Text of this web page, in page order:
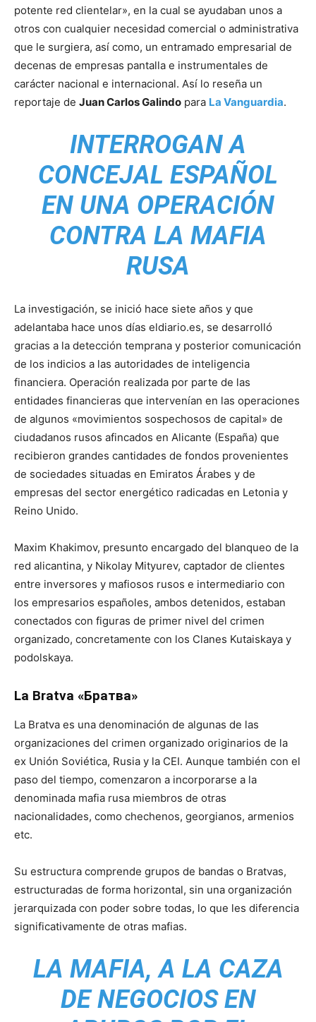
potente red clientelar», en la cual se ayudaban unos a
otros con cualquier necesidad comercial o administrativa
que le surgiera, así como, un entramado empresarial de
decenas de empresas pantalla e instrumentales de
carácter nacional e internacional. Así lo reseña un
reportaje de Juan Carlos Galindo para La Vanguardia.
INTERROGAN A
CONCEJAL ESPAÑOL
EN UNA OPERACIÓN
CONTRA LA MAFIA
RUSA
La investigación, se inició hace siete años y que
adelantaba hace unos días eldiario.es, se desarrolló
gracias a la detección temprana y posterior comunicación
de los indicios a las autoridades de inteligencia
financiera. Operación realizada por parte de las
entidades financieras que intervenían en las operaciones
de algunos «movimientos sospechosos de capital» de
ciudadanos rusos afincados en Alicante (España) que
recibieron grandes cantidades de fondos provenientes
de sociedades situadas en Emiratos Árabes y de
empresas del sector energético radicadas en Letonia y
Reino Unido.
Maxim Khakimov, presunto encargado del blanqueo de la
red alicantina, y Nikolay Mityurev, captador de clientes
entre inversores y mafiosos rusos e intermediario con
los empresarios españoles, ambos detenidos, estaban
conectados con figuras de primer nivel del crimen
organizado, concretamente con los Clanes Kutaiskaya y
podolskaya.
La Bratva «Братва»
La Bratva es una denominación de algunas de las
organizaciones del crimen organizado originarios de la
ex Unión Soviética, Rusia y la CEI. Aunque también con el
paso del tiempo, comenzaron a incorporarse a la
denominada mafia rusa miembros de otras
nacionalidades, como chechenos, georgianos, armenios
etc.
Su estructura comprende grupos de bandas o Bratvas,
estructuradas de forma horizontal, sin una organización
jerarquizada con poder sobre todas, lo que les diferencia
significativamente de otras mafias.
LA MAFIA, A LA CAZA
DE NEGOCIOS EN